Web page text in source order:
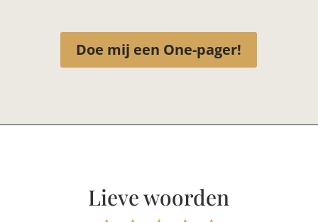
Doe mij een One-pager!
Lieve woorden